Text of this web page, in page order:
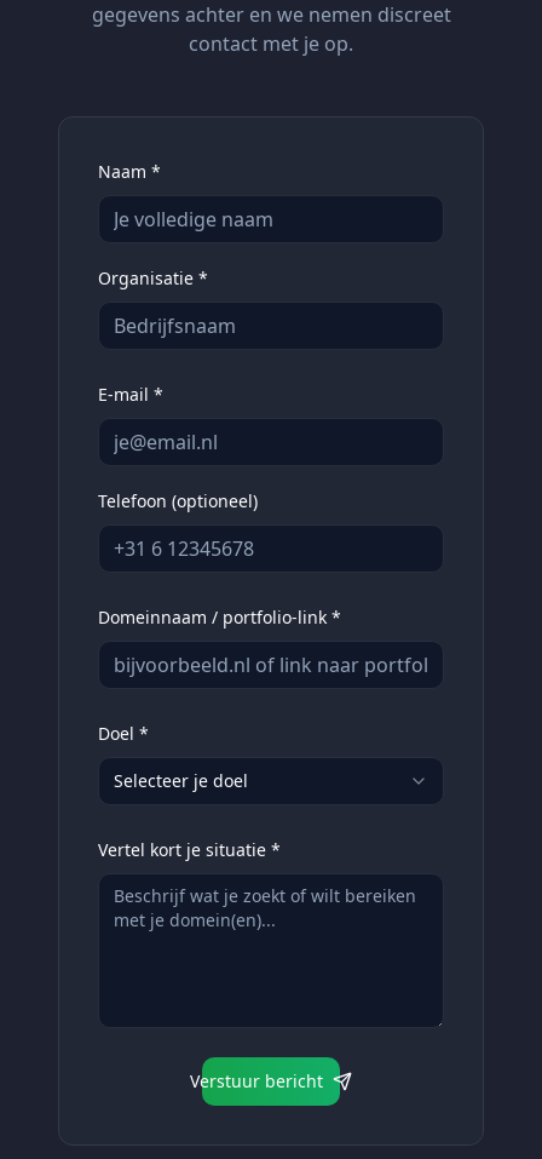
gegevens achter en we nemen discreet
contact met je op.
Naam *
Organisatie *
E-mail *
Telefoon (optioneel)
Domeinnaam / portfolio-link *
Doel *
Selecteer je doel
Vertel kort je situatie *
Verstuur bericht